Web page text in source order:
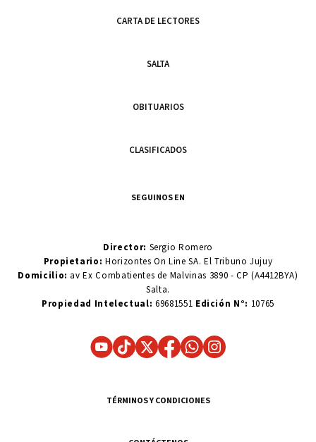
CARTA DE LECTORES
SALTA
OBITUARIOS
CLASIFICADOS
SEGUINOS EN
Director: Sergio Romero
Propietario:Horizontes On Line SA. El Tribuno Jujuy
Domicilio: av Ex Combatientes de Malvinas 3890 - CP (A4412BYA)
Salta.
Propiedad Intelectual: 69681551 Edición N°: 10765
TÉRMINOS Y CONDICIONES